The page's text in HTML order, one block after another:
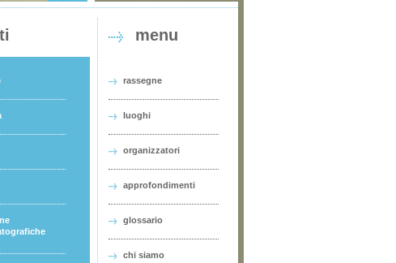
menu
rassegne
luoghi
organizzatori
approfondimenti
glossario
chi siamo